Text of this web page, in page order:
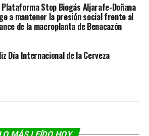
Plataforma Stop Biogás Aljarafe-Doñana
a mantener la presión social frente al
de la macroplanta de Benacazón
Día Internacional de la Cerveza
MÁS LEÍDO HOY